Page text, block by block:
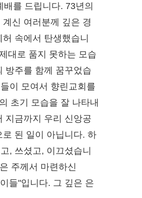
를 드립니다. 73년의
신 여러분께 깊은 경
속에서 탄생했습니
대로 품지 못하는 모습
방주를 함께 꿈꾸었습
이 모여서 향린교회를
초기 모습을 잘 나타내
지금까지 우리 신앙공
된 일이 아닙니다. 하
, 쓰셨고, 이끄셨습니
주께서 마련하신
들"입니다. 그 깊은 은